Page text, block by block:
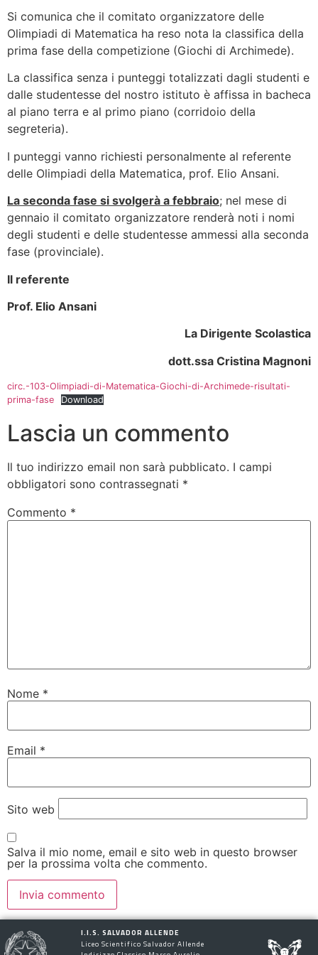
Si comunica che il comitato organizzatore delle
Olimpiadi di Matematica ha reso nota la classifica della
prima fase della competizione (Giochi di Archimede).
La classifica senza i punteggi totalizzati dagli studenti e
dalle studentesse del nostro istituto è affissa in bacheca
al piano terra e al primo piano (corridoio della
segreteria).
I punteggi vanno richiesti personalmente al referente
delle Olimpiadi della Matematica, prof. Elio Ansani.
La seconda fase si svolgerà a febbraio; nel mese di
gennaio il comitato organizzatore renderà noti i nomi
degli studenti e delle studentesse ammessi alla seconda
fase (provinciale).
Il referente
Prof. Elio Ansani
La Dirigente Scolastica
dott.ssa Cristina Magnoni
circ.-103-Olimpiadi-di-Matematica-Giochi-di-Archimede-risultati-
prima-fase
Download
Lascia un commento
Il tuo indirizzo email non sarà pubblicato. I campi
obbligatori sono contrassegnati *
Commento *
Nome *
Email *
Sito web
Salva il mio nome, email e sito web in questo browser
per la prossima volta che commento.
I.I.S. SALVADOR ALLENDE
Liceo Scientifico Salvador Allende